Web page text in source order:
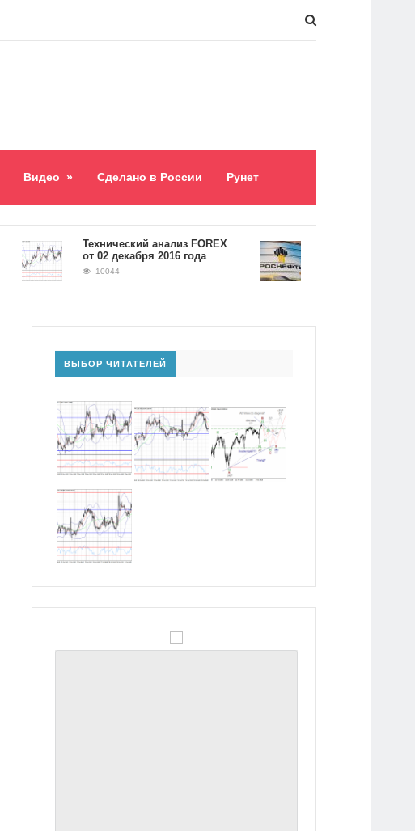
Видео » Сделано в России Рунет
​Технический анализ FOREX
от 02 декабря 2016 года
10044
Долг «Роснефти»
5,2 триллиона рублей
9059
ВЫБОР ЧИТАТЕЛЕЙ